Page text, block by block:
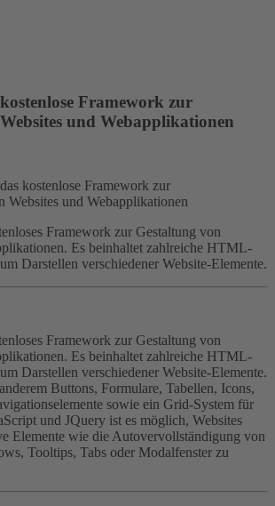
Framework zur
und Webapplikationen
Framework zur Gestaltung von
Es beinhaltet zahlreiche HTML-
Darstellen verschiedener Website-Elemente.
Framework zur Gestaltung von
Es beinhaltet zahlreiche HTML-
Darstellen verschiedener Website-Elemente.
Buttons, Formulare, Tabellen, Icons,
sowie ein Grid-System für
und JQuery ist es möglich, Websites
Elemente wie die Autovervollständigung von
Tooltips, Tabs oder Modalfenster zu